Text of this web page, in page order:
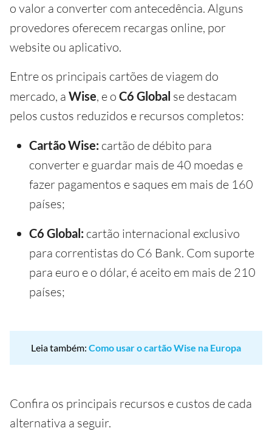
o valor a converter com antecedência. Alguns
provedores oferecem recargas online, por
website ou aplicativo.
Entre os principais cartões de viagem do
mercado, a Wise, e o C6 Global se destacam
pelos custos reduzidos e recursos completos:
Cartão Wise: cartão de débito para
converter e guardar mais de 40 moedas e
fazer pagamentos e saques em mais de 160
países;
C6 Global: cartão internacional exclusivo
para correntistas do C6 Bank. Com suporte
para euro e o dólar, é aceito em mais de 210
países;
Leia também: Como usar o cartão Wise na Europa
Confira os principais recursos e custos de cada
alternativa a seguir.